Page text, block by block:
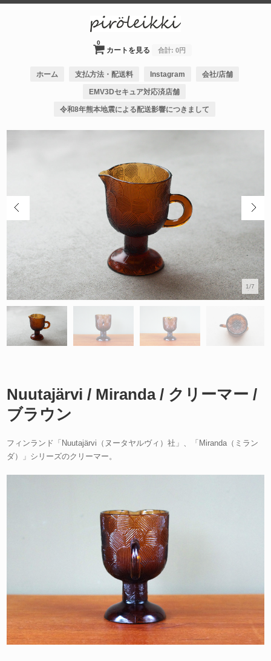
カートを見る
0
合計: 0円
ホーム 支払方法・配送料 Instagram 会社/店舗
EMV3Dセキュア対応済店舗
令和8年熊本地震による配送影響につきまして
1/7
Nuutajärvi / Miranda / クリーマー /
ブラウン
フィンランド「Nuutajärvi（ヌータヤルヴィ）社」、「Miranda（ミラン
ダ）」シリーズのクリーマー。